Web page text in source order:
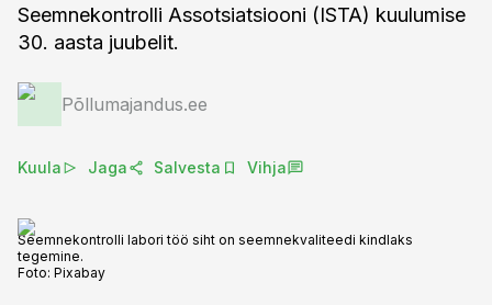
Seemnekontrolli Assotsiatsiooni (ISTA) kuulumise
30. aasta juubelit.
Põllumajandus.ee
Kuula Jaga Salvesta Vihja
Seemnekontrolli labori töö siht on seemnekvaliteedi kindlaks
tegemine.
Foto: Pixabay